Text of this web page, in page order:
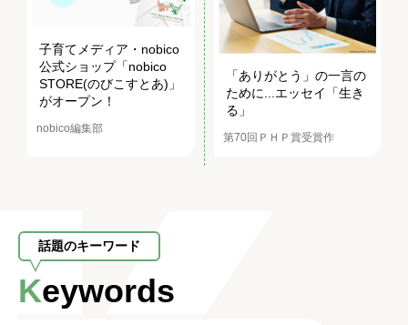
子育てメディア・nobico
公式ショップ「nobico
STORE(のびこすとあ)」
がオープン！
nobico編集部
「ありがとう」の一言の
ために...エッセイ「生き
る」
第70回ＰＨＰ賞受賞作
話題のキーワード
Keywords